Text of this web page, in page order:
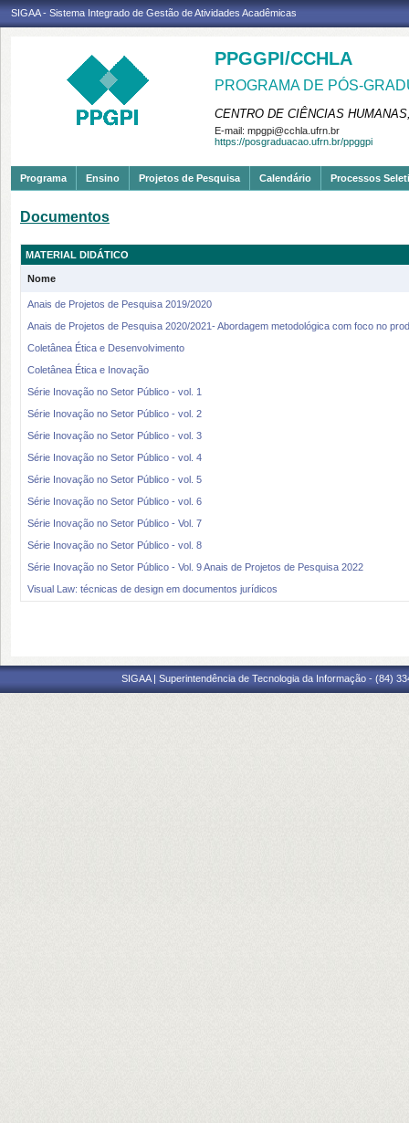
SIGAA - Sistema Integrado de Gestão de Atividades Acadêmicas
PPGGPI/CCHLA
PROGRAMA DE PÓS-
CENTRO DE CIÊNCIAS
E-mail: mpgpi@cchla.ufrn.br
https://posgraduacao.ufrn.br/ppggpi
Programa Ensino Projetos de Pesquisa Calendário Processos
Documentos
MATERIAL DIDÁTICO
Nome
Anais de Projetos de Pesquisa 2019/2020
Anais de Projetos de Pesquisa 2020/2021- Abordagem metodológica com foco no
Coletânea Ética e Desenvolvimento
Coletânea Ética e Inovação
Série Inovação no Setor Público - vol. 1
Série Inovação no Setor Público - vol. 2
Série Inovação no Setor Público - vol. 3
Série Inovação no Setor Público - vol. 4
Série Inovação no Setor Público - vol. 5
Série Inovação no Setor Público - vol. 6
Série Inovação no Setor Público - Vol. 7
Série Inovação no Setor Público - vol. 8
Série Inovação no Setor Público - Vol. 9 Anais de Projetos de Pesquisa 2022
Visual Law: técnicas de design em documentos jurídicos
SIGAA | Superintendência de Tecnologia da Informação - (84)